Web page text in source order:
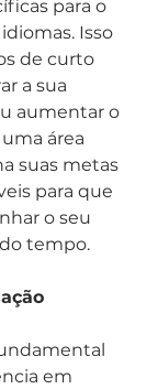
para o
Isso
de curto
a sua
aumentar o
área
suas metas
para que
o seu
tempo.
em